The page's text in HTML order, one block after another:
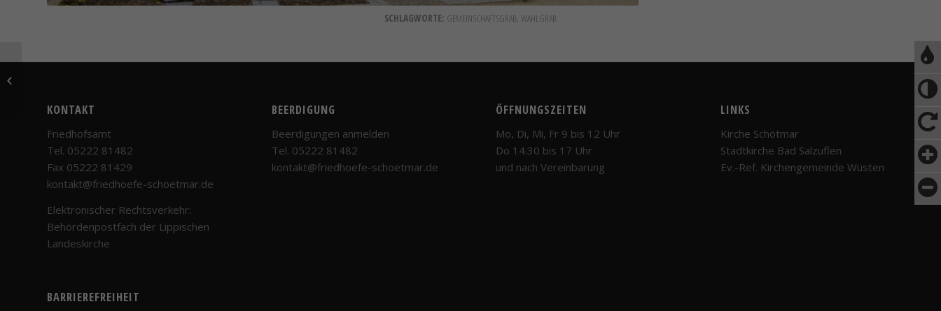
SCHLAGWORTE: GEMEINSCHAFTSGRAB, WAHLGRAB
KONTAKT
Friedhofsamt
Tel. 05222 81482
Fax 05222 81429
kontakt@friedhoefe-schoetmar.de
Elektronischer Rechtsverkehr:
Behördenpostfach der Lippischen
Landeskirche
BARRIEREFREIHEIT
BEERDIGUNG
Beerdigungen anmelden
Tel. 05222 81482
kontakt@friedhoefe-schoetmar.de
ÖFFNUNGSZEITEN
Mo, Di, Mi, Fr 9 bis 12 Uhr
Do 14:30 bis 17 Uhr
und nach Vereinbarung
LINKS
Kirche Schötmar
Stadtkirche Bad Salzuflen
Ev.-Ref. Kirchengemeinde Wüsten